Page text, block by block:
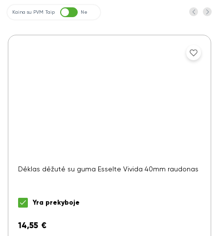
Kaina su PVM Taip Ne
Dėklas dėžutė su guma Esselte Vivida 40mm raudonas
Yra prekyboje
14,55 €